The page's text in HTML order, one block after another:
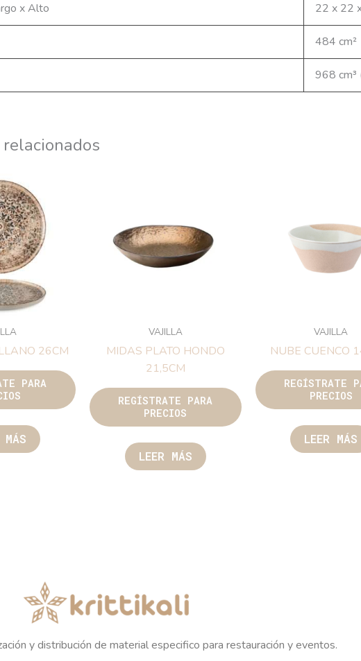
x Alto 22 x 22
484 cm²
968 cm³
26CM
PARA
MÁS
VAJILLA
MIDAS PLATO HONDO
21,5CM
REGÍSTRATE PARA
PRECIOS
LEER MÁS
VAJILLA
NUBE CUENCO
REGÍSTRATE
PRECIOS
LEER MÁS
y distribución de material especifico para restauración y eventos.